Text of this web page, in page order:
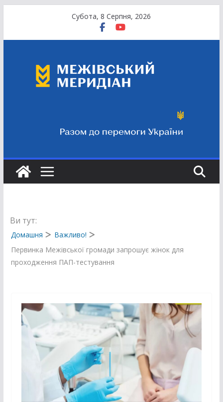
вмісту
Субота, 8 Серпня, 2026
Ви тут:
Домашня
Важливо!
Первинка Межівської громади запрошує жінок для
проходження ПАП-тестування